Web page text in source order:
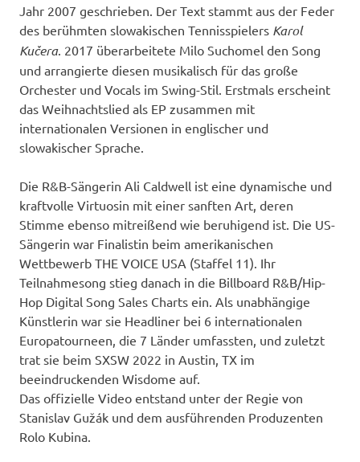
Jahr 2007 geschrieben. Der Text stammt aus der Feder
des berühmten slowakischen Tennisspielers Karol
Kučera. 2017 überarbeitete Milo Suchomel den Song
und arrangierte diesen musikalisch für das große
Orchester und Vocals im Swing-Stil. Erstmals erscheint
das Weihnachtslied als EP zusammen mit
internationalen Versionen in englischer und
slowakischer Sprache.
Die R&B-Sängerin Ali Caldwell ist eine dynamische und
kraftvolle Virtuosin mit einer sanften Art, deren
Stimme ebenso mitreißend wie beruhigend ist. Die US-
Sängerin war Finalistin beim amerikanischen
Wettbewerb THE VOICE USA (Staffel 11). Ihr
Teilnahmesong stieg danach in die Billboard R&B/Hip-
Hop Digital Song Sales Charts ein. Als unabhängige
Künstlerin war sie Headliner bei 6 internationalen
Europatourneen, die 7 Länder umfassten, und zuletzt
trat sie beim SXSW 2022 in Austin, TX im
beeindruckenden Wisdome auf.
Das offizielle Video entstand unter der Regie von
Stanislav Gužák und dem ausführenden Produzenten
Rolo Kubina.